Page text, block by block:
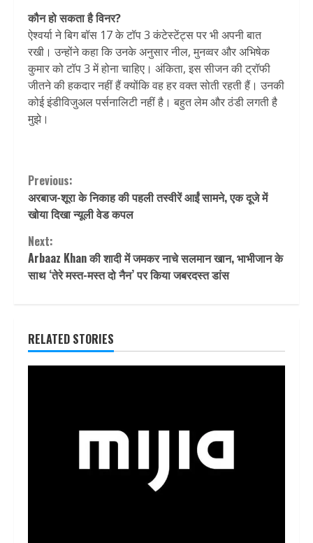
कौन हो सकता है विनर?
ऐश्वर्या ने बिग बॉस 17 के टॉप 3 कंटेस्टेंट्स पर भी अपनी बात
रखी। उन्होंने कहा कि उनके अनुसार नील, मुनव्वर और अभिषेक
कुमार को टॉप 3 में होना चाहिए। अंकिता, इस सीजन की ट्रॉफी
जीतने की हकदार नहीं हैं क्योंकि वह हर वक्त सोती रहती हैं। उनकी
कोई इंडीविजुअल पर्सनालिटी नहीं है। बहुत लेम और ठंडी लगती है
मुझे।
Continue
Reading
Previous:
अरबाज-शूरा के निकाह की पहली तस्वीरें आईं सामने, एक दूजे में
खोया दिखा न्यूली वेड कपल
Next:
Arbaaz Khan की शादी में जमकर नाचे सलमान खान, भाभीजान के
साथ ‘तेरे मस्त-मस्त दो नैन’ पर किया जबरदस्त डांस
RELATED STORIES